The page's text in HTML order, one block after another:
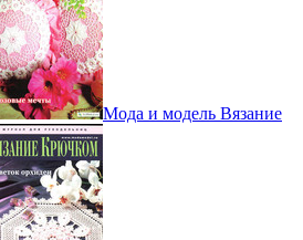
Мода и модель Вязание